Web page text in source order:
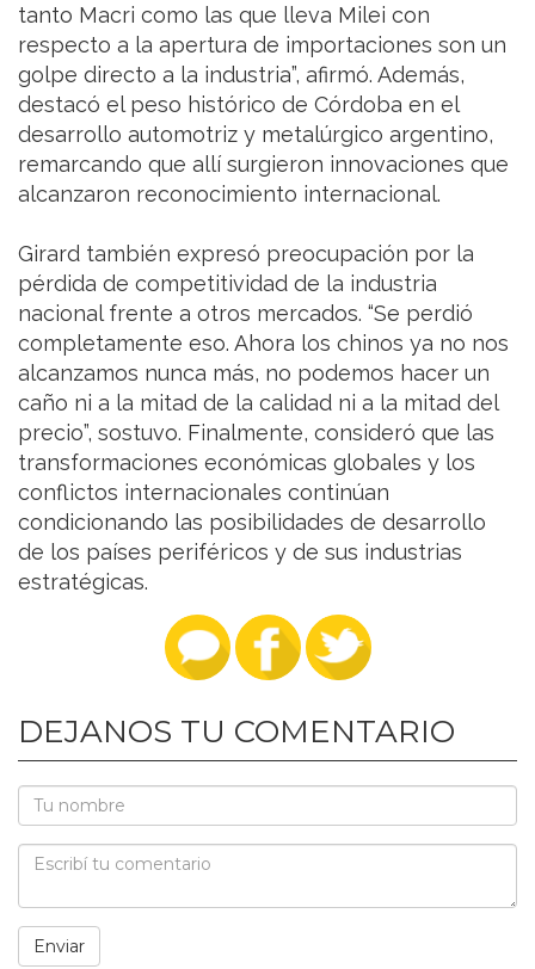
tanto Macri como las que lleva Milei con
respecto a la apertura de importaciones son un
golpe directo a la industria”, afirmó. Además,
destacó el peso histórico de Córdoba en el
desarrollo automotriz y metalúrgico argentino,
remarcando que allí surgieron innovaciones que
alcanzaron reconocimiento internacional.
Girard también expresó preocupación por la
pérdida de competitividad de la industria
nacional frente a otros mercados. “Se perdió
completamente eso. Ahora los chinos ya no nos
alcanzamos nunca más, no podemos hacer un
caño ni a la mitad de la calidad ni a la mitad del
precio”, sostuvo. Finalmente, consideró que las
transformaciones económicas globales y los
conflictos internacionales continúan
condicionando las posibilidades de desarrollo
de los países periféricos y de sus industrias
estratégicas.
DEJANOS TU COMENTARIO